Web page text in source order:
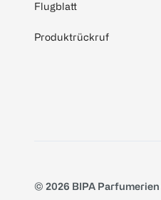
Flugblatt
Produktrückruf
© 2026 BIPA Parfumerien